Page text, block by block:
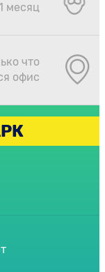
месяц
что
офис